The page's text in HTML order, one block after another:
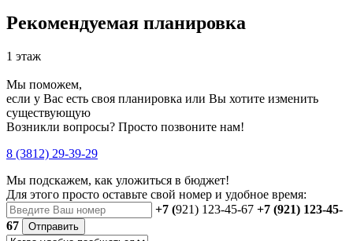
Рекомендуемая планировка
1 этаж
Мы поможем,
если у Вас есть своя планировка или Вы хотите изменить
существующую
Возникли вопросы? Просто позвоните нам!
8 (3812) 29-39-29
Мы подскажем, как уложиться в бюджет!
Для этого просто оставьте свой номер и удобное время:
+7 (921) 123-45-67 +7 (921) 123-45-
67
Отправить